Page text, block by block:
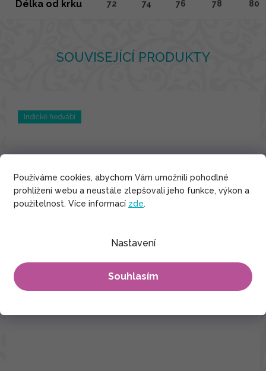
Používáme cookies, abychom Vám umožnili pohodlné
prohlížení webu a neustále zlepšovali jeho funkce, výkon a
použitelnost. Více informací zde.
Nastavení
Souhlasím
SOUVISEJÍCÍ PRODUKTY
Indické hedvábí
Délka od krku 72 74 76 78 80